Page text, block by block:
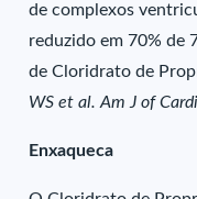
de complexos
reduzido em 70% de
de Cloridrato de
WS et al. Am J of
Enxaqueca